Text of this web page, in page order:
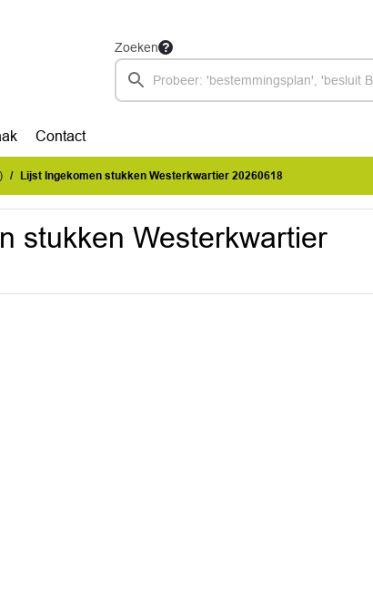
Zoeken
Contact
Lijst Ingekomen stukken Westerkwartier 20260618
stukken Westerkwartier